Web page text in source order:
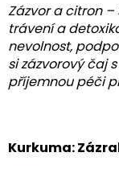
Zázvor a citron
trávení a
nevolnost,
si zázvorový čaj
příjemnou péči
Kurkuma: